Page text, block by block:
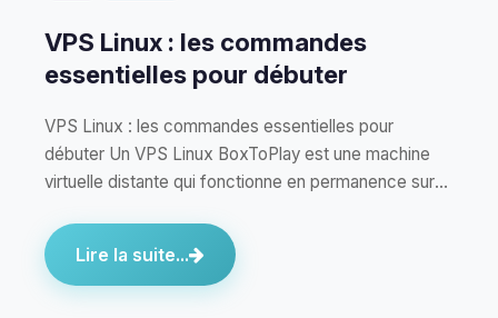
VPS Linux : les commandes
essentielles pour débuter
VPS Linux : les commandes essentielles pour
débuter Un VPS Linux BoxToPlay est une machine
virtuelle distante qui fonctionne en permanence sur
Lire la suite...